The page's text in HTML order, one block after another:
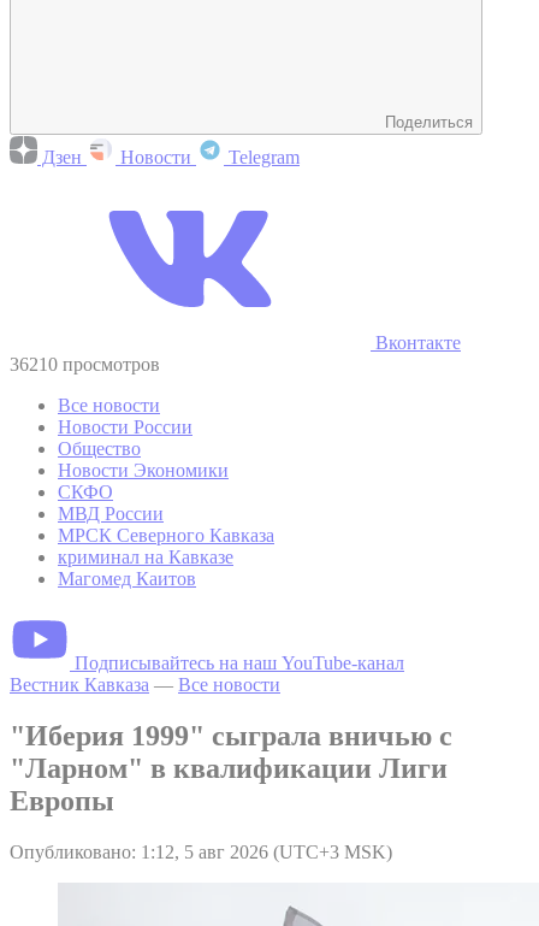
Поделиться
Дзен Новости Telegram
Вконтакте
36210 просмотров
Все новости
Новости России
Общество
Новости Экономики
СКФО
МВД России
МРСК Северного Кавказа
криминал на Кавказе
Магомед Каитов
Подписывайтесь на наш YouTube-канал
Вестник Кавказа — Все новости
"Иберия 1999" сыграла вничью с
"Ларном" в квалификации Лиги
Европы
Опубликовано: 1:12, 5 авг 2026 (UTC+3 MSK)